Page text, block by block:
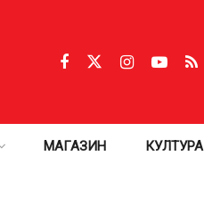
МАГАЗИН КУЛТУРА